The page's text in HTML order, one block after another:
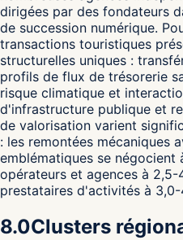
dirigées par des fondateurs
de succession numérique.
transactions touristiques
structurelles uniques :
profils de flux de trésorerie
risque climatique et
d'infrastructure publique et
de valorisation varient
: les remontées mécaniques
emblématiques se négocient
opérateurs et agences à 2,5-
prestataires d'activités à 3,0-
8.0Clusters